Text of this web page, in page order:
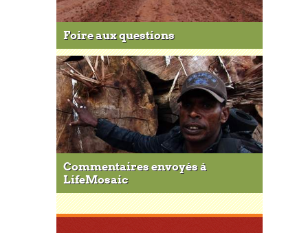
Foire aux questions
Commentaires envoyés à
LifeMosaic